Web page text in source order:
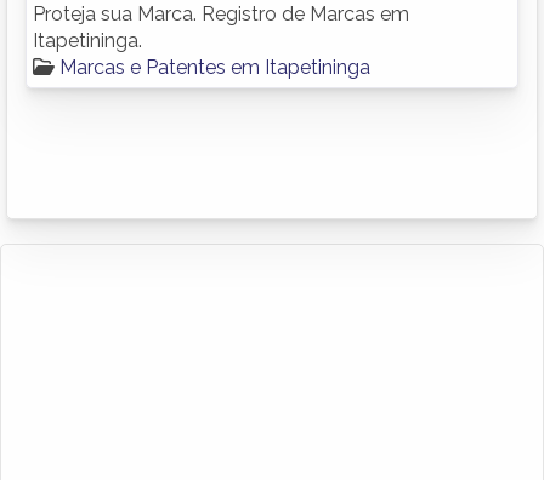
Proteja sua Marca. Registro de Marcas em
Itapetininga.
Marcas e Patentes em Itapetininga